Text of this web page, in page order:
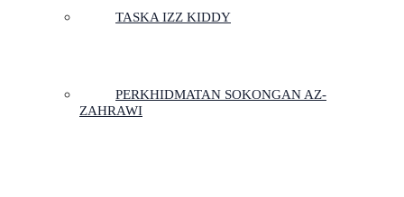
TASKA IZZ KIDDY
PERKHIDMATAN SOKONGAN AZ-
ZAHRAWI